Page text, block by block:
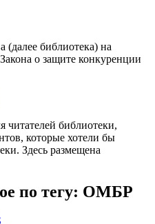
библиотека) на
о защите конкуренции
читателей библиотеки,
которые хотели бы
Здесь размещена
по тегу: ОМБР